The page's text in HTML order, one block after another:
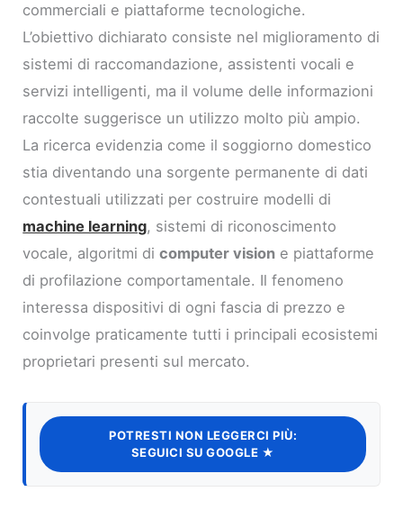
commerciali e piattaforme tecnologiche.
L’obiettivo dichiarato consiste nel miglioramento di
sistemi di raccomandazione, assistenti vocali e
servizi intelligenti, ma il volume delle informazioni
raccolte suggerisce un utilizzo molto più ampio.
La ricerca evidenzia come il soggiorno domestico
stia diventando una sorgente permanente di dati
contestuali utilizzati per costruire modelli di
machine learning, sistemi di riconoscimento
vocale, algoritmi dicomputer vision e piattaforme
di profilazione comportamentale. Il fenomeno
interessa dispositivi di ogni fascia di prezzo e
coinvolge praticamente tutti i principali ecosistemi
proprietari presenti sul mercato.
POTRESTI NON LEGGERCI PIÙ:
SEGUICI SU GOOGLE ★